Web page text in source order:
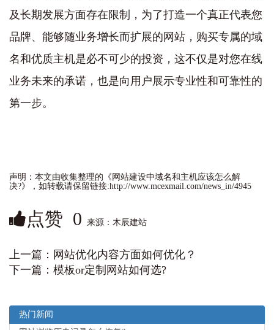
及长期发展方面存在限制，为了打造一个真正代表您
品牌、能够随业务增长而扩展的网站，购买专属的域
名和优质主机是必不可少的投资，这不仅是对您在线
业务未来的承诺，也是向用户展示专业性和可靠性的
第一步。
声明：本文由收集整理的《网站建设中域名和主机应该怎么解
决?》，如转载请保留链接:http://www.mcexmail.com/news_in/4945
点赞 0 来源：木辰建站
上一篇： 网站优化内容方面如何优化？
下一篇： 模板or定制网站如何选?
热门新闻